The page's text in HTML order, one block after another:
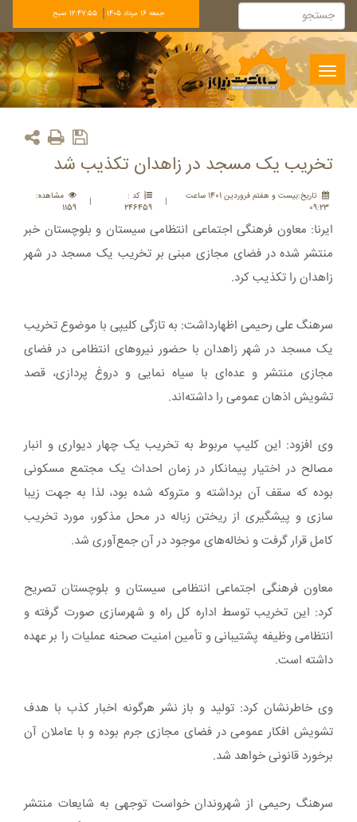
جمعه 16 مرداد 1405 12:47:55 صبح
Toggle
navigation
تخریب یک مسجد در زاهدان تکذیب شد
تاريخ:بيست و هفتم فروردين 1401 ساعت
09:23
|
کد :
246459
|
مشاهده:
1159
ایرنا: معاون فرهنگی اجتماعی انتظامی سیستان و بلوچستان خبر
منتشر شده در فضای مجازی مبنی بر تخریب یک مسجد در شهر
زاهدان را تکذیب کرد.
سرهنگ علی رحیمی اظهارداشت: به تازگی کلیپی با موضوع تخریب
یک مسجد در شهر زاهدان با حضور نیروهای انتظامی در فضای
مجازی منتشر و عده‌ای با سیاه نمایی و دروغ پردازی، قصد
تشویش اذهان عمومی را داشته‌اند.
وی افزود: این کلیپ مربوط به تخریب یک چهار دیواری و انبار
مصالح در اختیار پیمانکار در زمان احداث یک مجتمع مسکونی
بوده که سقف آن برداشته و متروکه شده بود، لذا به جهت زیبا
سازی و پیشگیری از ریختن زباله در محل مذکور، مورد تخریب
کامل قرار گرفت و نخاله‌های موجود در آن جمع‌آوری شد.
معاون فرهنگی اجتماعی انتظامی سیستان و بلوچستان تصریح
کرد: این تخریب توسط اداره کل راه و شهرسازی صورت گرفته و
انتظامی وظیفه پشتیبانی و تأمین امنیت صحنه عملیات را بر عهده
داشته است.
وی خاطرنشان کرد: تولید و باز نشر هرگونه اخبار کذب با هدف
تشویش افکار عمومی در فضای مجازی جرم بوده و با عاملان آن
برخورد قانونی خواهد شد.
سرهنگ رحیمی از شهروندان خواست توجهی به شایعات منتشر